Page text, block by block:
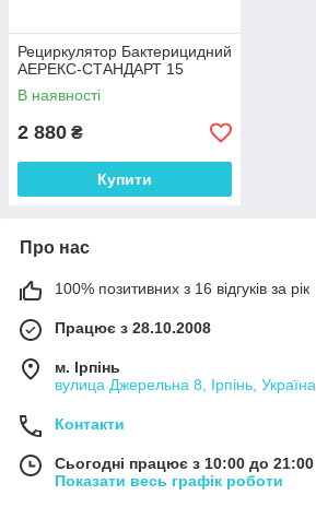
Рециркулятор Бактерицидний
АЕРЕКС-СТАНДАРТ 15
В наявності
2 880 ₴
Купити
Про нас
100% позитивних з 16 відгуків за рік
Працює з 28.10.2008
м. Ірпінь
вулица Джерельна 8, Ірпінь, Україна
Контакти
Сьогодні працює з 10:00 до 21:00
Показати весь графік роботи